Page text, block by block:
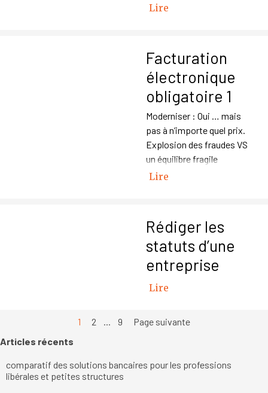
Lire
Facturation
électronique
obligatoire 1
Moderniser : Oui … mais
pas à n’importe quel prix.
Explosion des fraudes VS
un équilibre fragile
Lire
Rédiger les
statuts d’une
entreprise
Lire
Page actuelle :
1 Aller à la page :
2 ... Aller à la page :
9
Page suivante
Sauter le bloc Articles récents
Articles récents
comparatif des solutions bancaires pour les professions
libérales et petites structures